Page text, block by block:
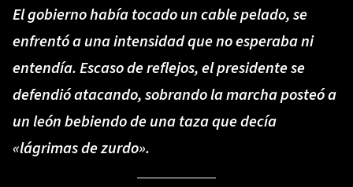
El gobierno había tocado un cable pelado, se
enfrentó a una intensidad que no esperaba ni
entendía. Escaso de reflejos, el presidente se
defendió atacando, sobrando la marcha posteó a
un león bebiendo de una taza que decía
«lágrimas de zurdo».